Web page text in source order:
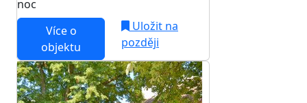
noc
Více o
objektu
Uložit na
později